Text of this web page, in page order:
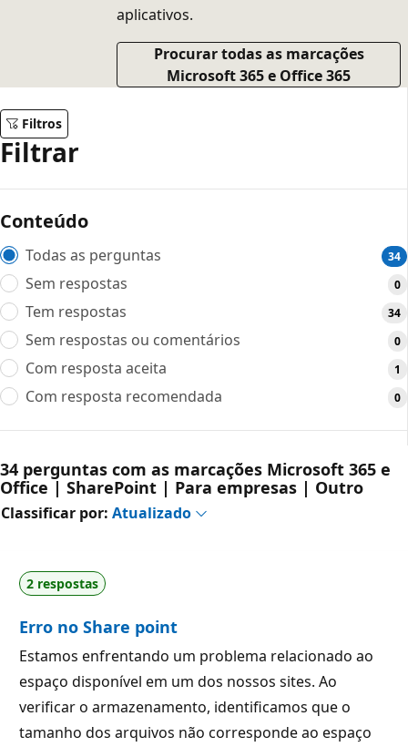
aplicativos.
Procurar todas as marcações
Microsoft 365 e Office 365
Filtros
Filtrar
Conteúdo
Todas as perguntas 34
Sem respostas 0
Tem respostas 34
Sem respostas ou comentários 0
Com resposta aceita 1
Com resposta recomendada 0
34 perguntas com as marcações Microsoft 365 e
Office | SharePoint | Para empresas | Outro
Classificar por: Atualizado
2 respostas
Erro no Share point
Estamos enfrentando um problema relacionado ao
espaço disponível em um dos nossos sites. Ao
verificar o armazenamento, identificamos que o
tamanho dos arquivos não corresponde ao espaço